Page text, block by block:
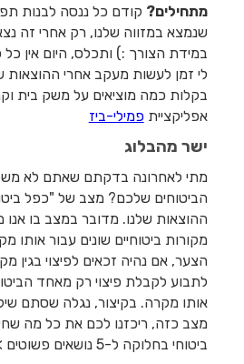
מתחילים? קודם כל ננסה לבנות
שנמצא במזווה שלנו, רק אחרי זה
במידת הצורך :) ותכלס, היום אין כל
לי זמן לעשות מעקב אחרי ההוצאות
בקלות כמה מוציאים על משק בית
אפליקצייתפמילי-ביז
ישר מהבלוג
מתי לאחרונה בדקתם שאתם לא
הביטוחים שלכם? מצב של "כפל
ההוצאות שלנו. מדובר במצב בו
מקורות ביטוחיים שונים עבור אותו
הצער, אם נהיה זכאים לפיצוי בגין
לתבוע לקבלת פיצוי רק מאחד
אותו מקרה. בקיצור, נגלה שסתם
מצב כזה, ריכזנו לכם את כל מה
ביטוחי בחלוקה ל-5 נושאים פשוטים >